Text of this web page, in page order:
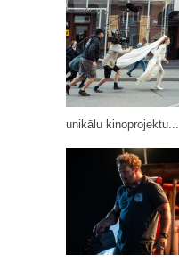
unikālu kinoprojektu...